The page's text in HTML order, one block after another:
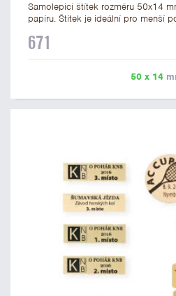
Samolepicí štítek rozměru 50x14
papíru. Štítek je ideální pro menší
libovolné logo nebo text. U textu
prvním kroku objednávky.
671
50 x 14